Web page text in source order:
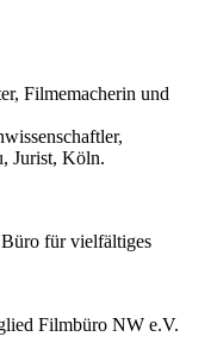
Filmemacherin und
Jurist, Köln.
für vielfältiges
Filmbüro NW e.V.